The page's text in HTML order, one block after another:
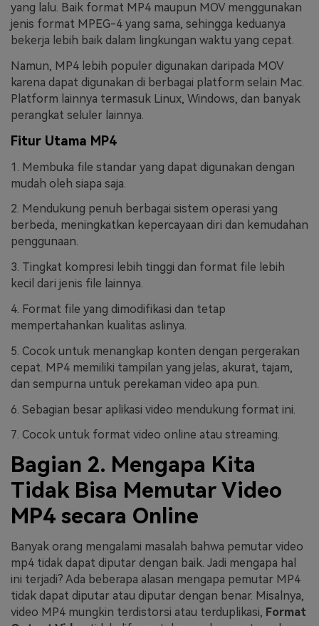
yang lalu. Baik format MP4 maupun MOV menggunakan
jenis format MPEG-4 yang sama, sehingga keduanya
bekerja lebih baik dalam lingkungan waktu yang cepat.
Namun, MP4 lebih populer digunakan daripada MOV
karena dapat digunakan di berbagai platform selain Mac.
Platform lainnya termasuk Linux, Windows, dan banyak
perangkat seluler lainnya.
Fitur Utama MP4
1. Membuka file standar yang dapat digunakan dengan
mudah oleh siapa saja.
2. Mendukung penuh berbagai sistem operasi yang
berbeda, meningkatkan kepercayaan diri dan kemudahan
penggunaan.
3. Tingkat kompresi lebih tinggi dan format file lebih
kecil dari jenis file lainnya.
4. Format file yang dimodifikasi dan tetap
mempertahankan kualitas aslinya.
5. Cocok untuk menangkap konten dengan pergerakan
cepat. MP4 memiliki tampilan yang jelas, akurat, tajam,
dan sempurna untuk perekaman video apa pun.
6. Sebagian besar aplikasi video mendukung format ini.
7. Cocok untuk format video online atau streaming.
Bagian 2. Mengapa Kita
Tidak Bisa Memutar Video
MP4 secara Online
Banyak orang mengalami masalah bahwa pemutar video
mp4 tidak dapat diputar dengan baik. Jadi mengapa hal
ini terjadi? Ada beberapa alasan mengapa pemutar MP4
tidak dapat diputar atau diputar dengan benar. Misalnya,
video MP4 mungkin terdistorsi atau terduplikasi, Format